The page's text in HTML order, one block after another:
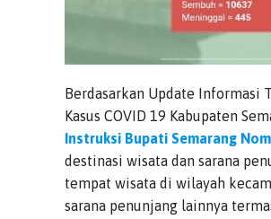
Berdasarkan Update Informasi
Kasus COVID 19 Kabupaten
Instruksi Bupati Semarang
destinasi wisata dan sarana
tempat wisata di wilayah
sarana penunjang lainnya